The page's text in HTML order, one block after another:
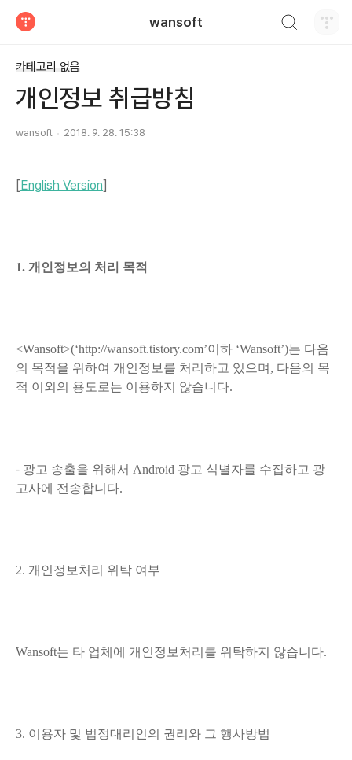
wansoft
카테고리 없음
개인정보 취급방침
wansoft 2018. 9. 28. 15:38
[English Version]
1. 개인정보의 처리 목적
<Wansoft>(‘http://wansoft.tistory.com’이하 ‘Wansoft’)는 다음
의 목적을 위하여 개인정보를 처리하고 있으며, 다음의 목
적 이외의 용도로는 이용하지 않습니다.
- 광고 송출을 위해서 Android 광고 식별자를 수집하고 광
고사에 전송합니다.
2. 개인정보처리 위탁 여부
Wansoft는 타 업체에 개인정보처리를 위탁하지 않습니다.
3. 이용자 및 법정대리인의 권리와 그 행사방법